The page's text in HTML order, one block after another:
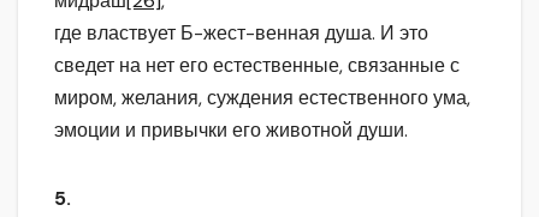
где властвует Б-жест-венная душа. И это
сведет на нет его естественные, связанные с
миром, желания, суждения естественного ума,
эмоции и привычки его животной души.
5.